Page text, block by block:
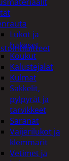
Lukot ja
hakaset
Koukut
Kalustejalat
Kulmat
Sakkelit,
pylpyrät ja
tarvikkeet
Saranat
Vaijerilukot ja
klemmarit
Vetimet ja